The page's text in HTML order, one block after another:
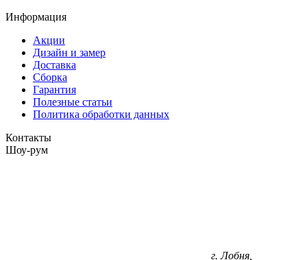
Информация
Акции
Дизайн и замер
Доставка
Сборка
Гарантия
Полезные статьи
Политика обработки данных
Контакты
Шоу-рум
г. Лобня,